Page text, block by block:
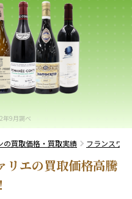
年9月調べ
の買取価格・買取実績 フランスワ
リエの買取価格高騰